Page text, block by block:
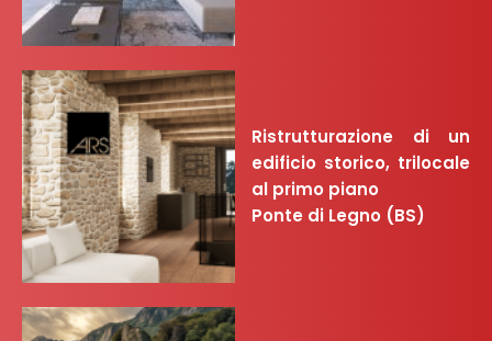
Ristrutturazione di un
edificio storico, trilocale
al primo piano
Ponte di Legno (BS)